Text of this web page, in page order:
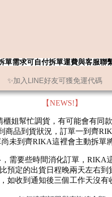
✨加入LINE好友可獲免運代碼
單需求可自付拆單運費與客服